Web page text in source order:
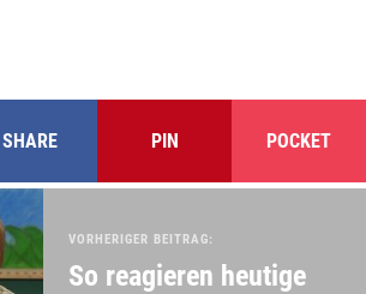
SHARE PIN POCKET
VORHERIGER BEITRAG:
So reagieren heutige